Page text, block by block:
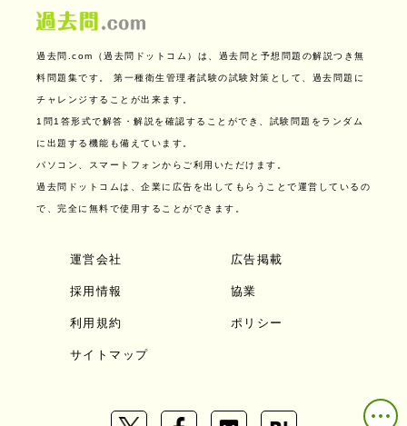
過去問.com（過去問ドットコム）は、過去問と予想問題の解説つき無
料問題集です。 第一種衛生管理者試験の試験対策として、過去問題に
チャレンジすることが出来ます。
1問1答形式で解答・解説を確認することができ、試験問題をランダム
に出題する機能も備えています。
パソコン、スマートフォンからご利用いただけます。
過去問ドットコムは、企業に広告を出してもらうことで運営しているの
で、完全に無料で使用することができます。
運営会社 広告掲載
採用情報 協業
利用規約 ポリシー
サイトマップ